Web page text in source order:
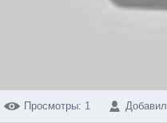
Просмотры: 1 Добавил